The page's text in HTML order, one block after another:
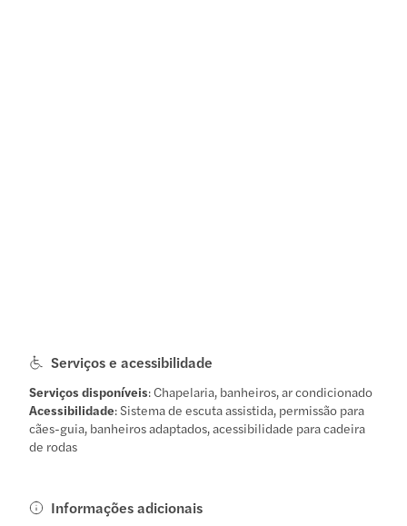
Serviços e acessibilidade
Serviços disponíveis: Chapelaria, banheiros, ar condicionado
Acessibilidade: Sistema de escuta assistida, permissão para
cães-guia, banheiros adaptados, acessibilidade para cadeira
de rodas
Informações adicionais